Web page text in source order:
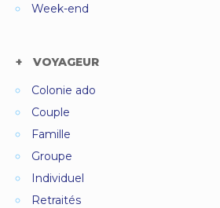
Week-end
VOYAGEUR
Colonie ado
Couple
Famille
Groupe
Individuel
Retraités